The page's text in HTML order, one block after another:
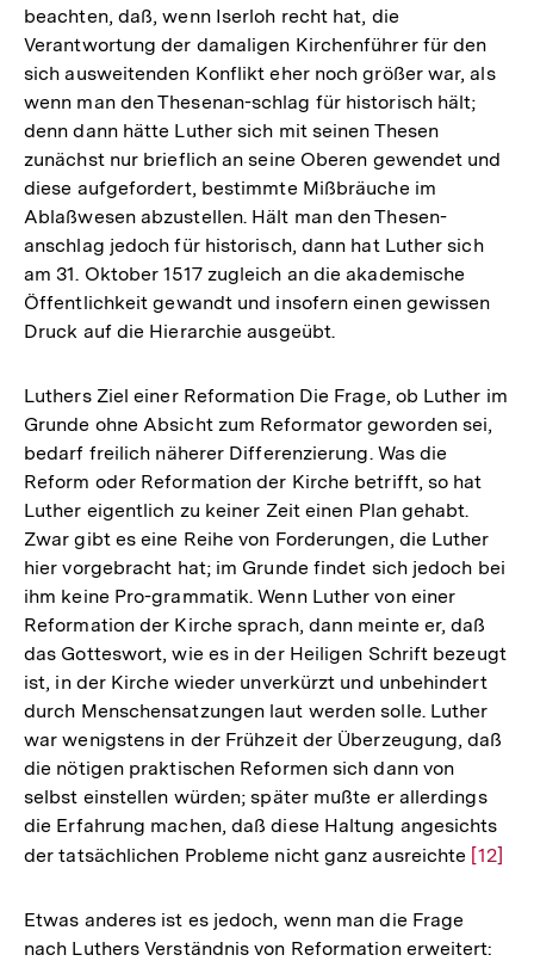
beachten, daß, wenn Iserloh recht hat, die
Verantwortung der damaligen Kirchenführer für den
sich ausweitenden Konflikt eher noch größer war, als
wenn man den Thesenan-schlag für historisch hält;
denn dann hätte Luther sich mit seinen Thesen
zunächst nur brieflich an seine Oberen gewendet und
diese aufgefordert, bestimmte Mißbräuche im
Ablaßwesen abzustellen. Hält man den Thesen-
anschlag jedoch für historisch, dann hat Luther sich
am 31. Oktober 1517 zugleich an die akademische
Öffentlichkeit gewandt und insofern einen gewissen
Druck auf die Hierarchie ausgeübt.
Luthers Ziel einer Reformation Die Frage, ob Luther im
Grunde ohne Absicht zum Reformator geworden sei,
bedarf freilich näherer Differenzierung. Was die
Reform oder Reformation der Kirche betrifft, so hat
Luther eigentlich zu keiner Zeit einen Plan gehabt.
Zwar gibt es eine Reihe von Forderungen, die Luther
hier vorgebracht hat; im Grunde findet sich jedoch bei
ihm keine Pro-grammatik. Wenn Luther von einer
Reformation der Kirche sprach, dann meinte er, daß
das Gotteswort, wie es in der Heiligen Schrift bezeugt
ist, in der Kirche wieder unverkürzt und unbehindert
durch Menschensatzungen laut werden solle. Luther
war wenigstens in der Frühzeit der Überzeugung, daß
die nötigen praktischen Reformen sich dann von
selbst einstellen würden; später mußte er allerdings
die Erfahrung machen, daß diese Haltung angesichts
der tatsächlichen Probleme nicht ganz ausreichte Zur
[12]
Etwas anderes ist es jedoch, wenn man die Frage
nach Luthers Verständnis von Reformation erweitert: